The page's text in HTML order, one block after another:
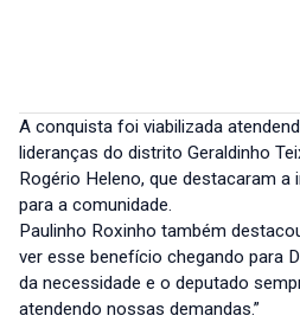
A conquista foi viabilizada
lideranças do distrito Geraldinho
Rogério Heleno, que destacaram a
para a comunidade.
Paulinho Roxinho também
ver esse benefício chegando para
da necessidade e o deputado
atendendo nossas demandas.”